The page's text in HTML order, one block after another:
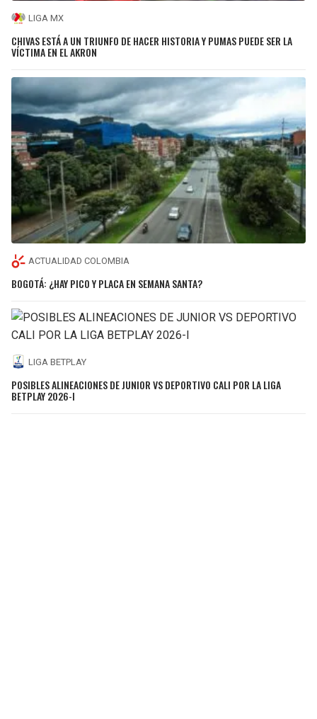
LIGA MX
CHIVAS ESTÁ A UN TRIUNFO DE HACER HISTORIA Y PUMAS PUEDE SER LA
VÍCTIMA EN EL AKRON
ACTUALIDAD COLOMBIA
BOGOTÁ: ¿HAY PICO Y PLACA EN SEMANA SANTA?
LIGA BETPLAY
POSIBLES ALINEACIONES DE JUNIOR VS DEPORTIVO CALI POR LA LIGA
BETPLAY 2026-I